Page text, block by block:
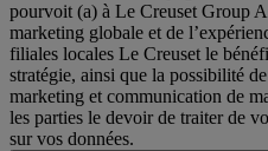
pourvoit (a) à Le Creuset Group
marketing globale et de
filiales locales Le Creuset le
stratégie, ainsi que la possibilité
marketing et communication de
les parties le devoir de traiter de
sur vos données.